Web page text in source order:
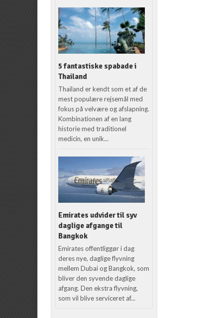
5 fantastiske spabade i
Thailand
Thailand er kendt som et af de
mest populære rejsemål med
fokus på velvære og afslapning.
Kombinationen af en lang
historie med traditionel
medicin, en unik...
Emirates udvider til syv
daglige afgange til
Bangkok
Emirates offentliggør i dag
deres nye, daglige flyvning
mellem Dubai og Bangkok, som
bliver den syvende daglige
afgang. Den ekstra flyvning,
som vil blive serviceret af...